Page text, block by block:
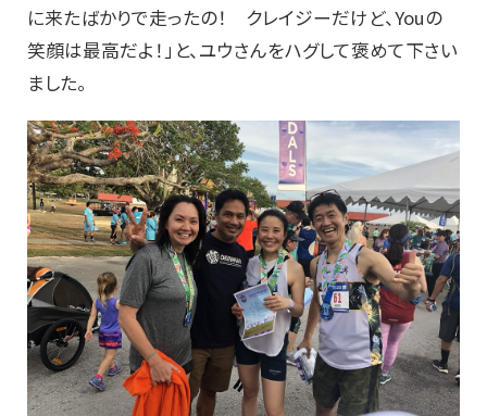
に来たばかりで走ったの！ クレイジーだけど、Youの
笑顔は最高だよ！」と、ユウさんをハグして褒めて下さい
ました。